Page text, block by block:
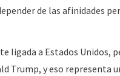
de las afinidades
a Estados Unidos,
Trump, y eso representa